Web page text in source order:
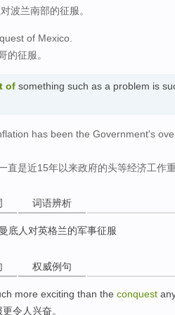
波兰南部的征服。
of Mexico.
的征服。
of something such as a problem is
has been the Government's
直是近15年以来政府的头等经济工作重
词语辨析
底人对英格兰的军事征服
权威例句
more exciting than the conquest
更令人兴奋。